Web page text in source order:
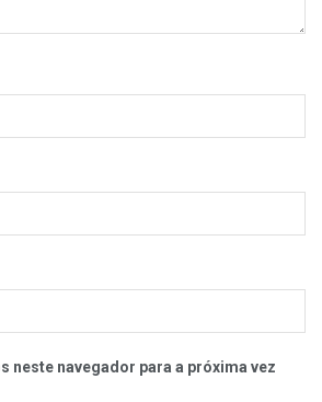
neste navegador para a próxima vez